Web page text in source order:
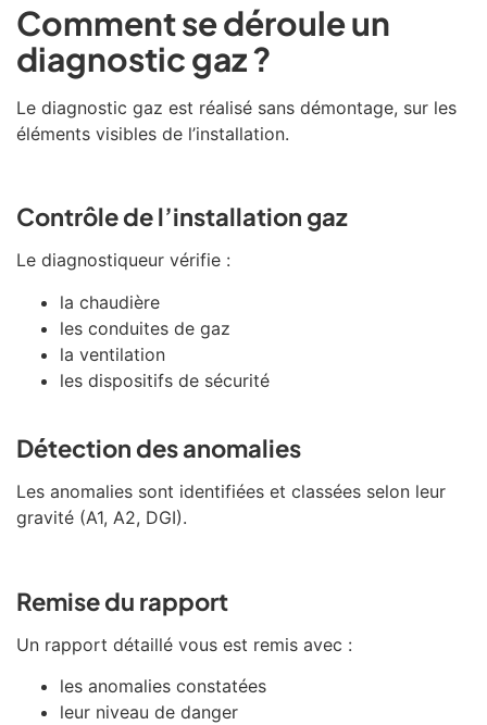
Comment se déroule un
diagnostic gaz ?
Le diagnostic gaz est réalisé sans démontage, sur les
éléments visibles de l’installation.
Contrôle de l’installation gaz
Le diagnostiqueur vérifie :
la chaudière
les conduites de gaz
la ventilation
les dispositifs de sécurité
Détection des anomalies
Les anomalies sont identifiées et classées selon leur
gravité (A1, A2, DGI).
Remise du rapport
Un rapport détaillé vous est remis avec :
les anomalies constatées
leur niveau de danger